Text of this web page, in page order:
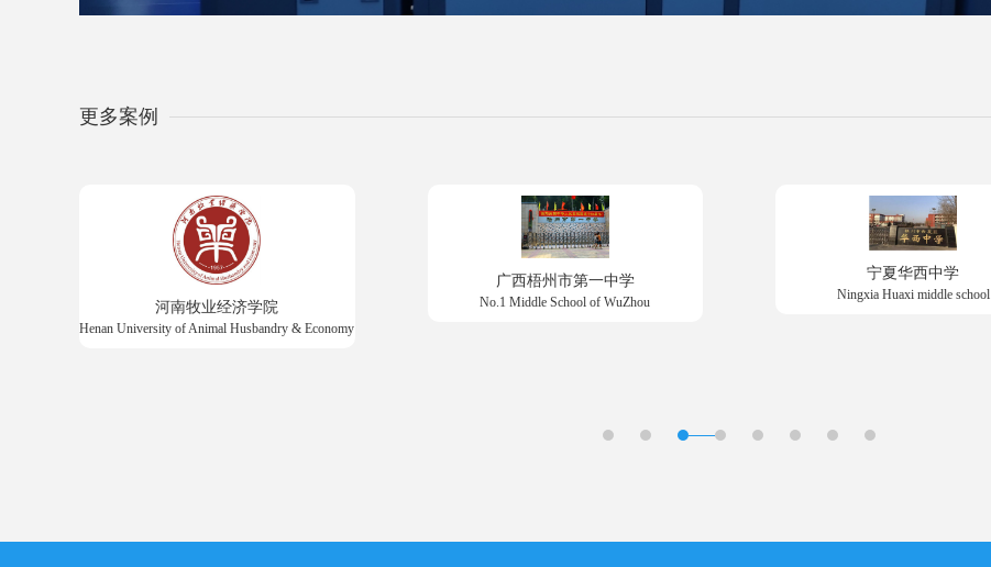
更多案例
河南牧业经济学院
Henan University of Animal Husbandry & Economy
广西梧州市第一中学
No.1 Middle School of WuZhou
宁夏华西中学
Ningxia Huaxi middle school